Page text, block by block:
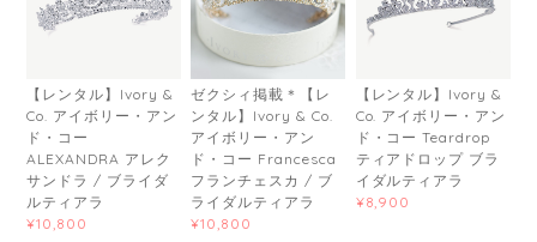
【レンタル】Ivory &
Co. アイボリー・アン
ド・コー
ALEXANDRA アレク
サンドラ / ブライダ
ルティアラ
¥10,800
ゼクシィ掲載＊【レ
ンタル】Ivory & Co.
アイボリー・アン
ド・コー Francesca
フランチェスカ / ブ
ライダルティアラ
¥10,800
【レンタル】Ivory &
Co. アイボリー・アン
ド・コー Teardrop
ティアドロップ ブラ
イダルティアラ
¥8,900